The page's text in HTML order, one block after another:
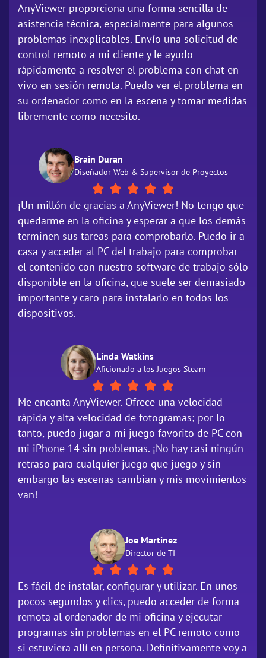
AnyViewer proporciona una forma sencilla de
asistencia técnica, especialmente para algunos
problemas inexplicables. Envío una solicitud de
control remoto a mi cliente y le ayudo
rápidamente a resolver el problema con chat en
vivo en sesión remota. Puedo ver el problema en
su ordenador como en la escena y tomar medidas
libremente como necesito.
Brain Duran
Diseñador Web & Supervisor de Proyectos
¡Un millón de gracias a AnyViewer! No tengo que
quedarme en la oficina y esperar a que los demás
terminen sus tareas para comprobarlo. Puedo ir a
casa y acceder al PC del trabajo para comprobar
el contenido con nuestro software de trabajo sólo
disponible en la oficina, que suele ser demasiado
importante y caro para instalarlo en todos los
dispositivos.
Linda Watkins
Aficionado a los Juegos Steam
Me encanta AnyViewer. Ofrece una velocidad
rápida y alta velocidad de fotogramas; por lo
tanto, puedo jugar a mi juego favorito de PC con
mi iPhone 14 sin problemas. ¡No hay casi ningún
retraso para cualquier juego que juego y sin
embargo las escenas cambian y mis movimientos
van!
Joe Martinez
Director de TI
Es fácil de instalar, configurar y utilizar. En unos
pocos segundos y clics, puedo acceder de forma
remota al ordenador de mi oficina y ejecutar
programas sin problemas en el PC remoto como
si estuviera allí en persona. Definitivamente voy a